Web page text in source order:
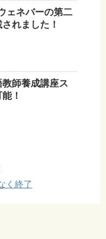
ェネバーの第二
れました！
師養成講座ス
！
く終了